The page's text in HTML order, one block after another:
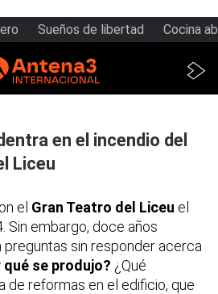
Sueños de libertad Cocina
en el incendio del
Liceu
el Gran Teatro del Liceu el
Sin embargo, doce años
preguntas sin responder acerca
qué se produjo? ¿Qué
de reformas en el edificio, que